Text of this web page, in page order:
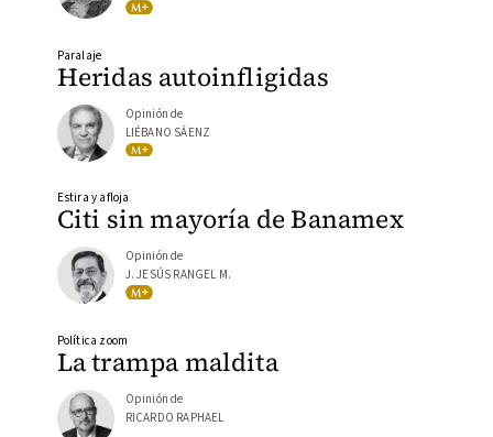
Heridas autoinfligidas
Paralaje
Opinión de
LIÉBANO SÁENZ
Citi sin mayoría de Banamex
Estira y afloja
Opinión de
J. JESÚS RANGEL M.
La trampa maldita
Política zoom
Opinión de
RICARDO RAPHAEL